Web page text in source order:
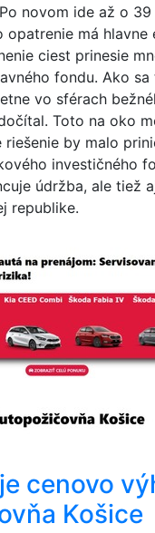
novom ide až o
opatrenie má hlavne
ciest prinesie
fondu. Ako sa
vo sférach
Toto na oko
riešenie by malo
investičného
údržba, ale tiež
republike.
cenovo
Košice